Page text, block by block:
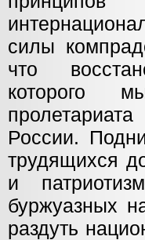
силы
что
которого
России.
трудящихся
и
буржуазных
раздуть